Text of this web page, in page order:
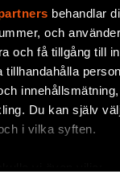
behandlar
och
och få tillgång till
tillhandahålla
Du kan själv
i vilka syften.
förändras i